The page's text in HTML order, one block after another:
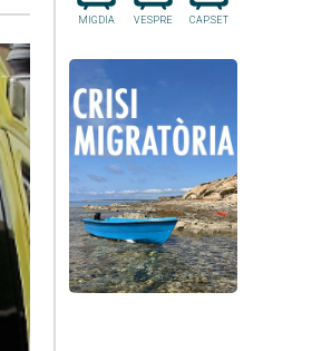
MIGDIA VESPRE CAP.SET